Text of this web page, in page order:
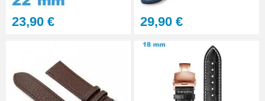
23,90 € 29,90 €